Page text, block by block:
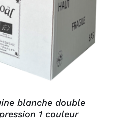
blanche double
1 couleur